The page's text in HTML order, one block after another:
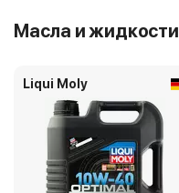
Масла и жидкости
Liqui Moly